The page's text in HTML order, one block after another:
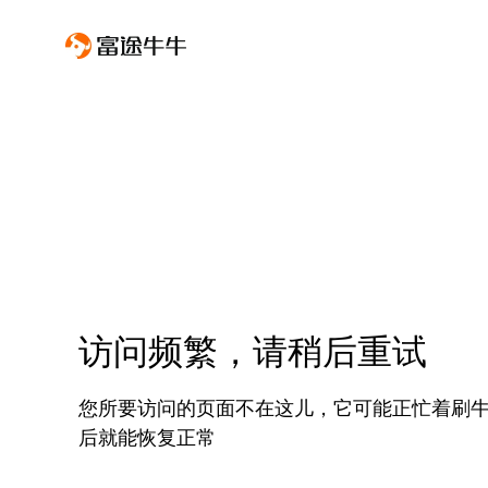
访问频繁，请稍后重试
您所要访问的页面不在这儿，它可能正忙着刷
后就能恢复正常